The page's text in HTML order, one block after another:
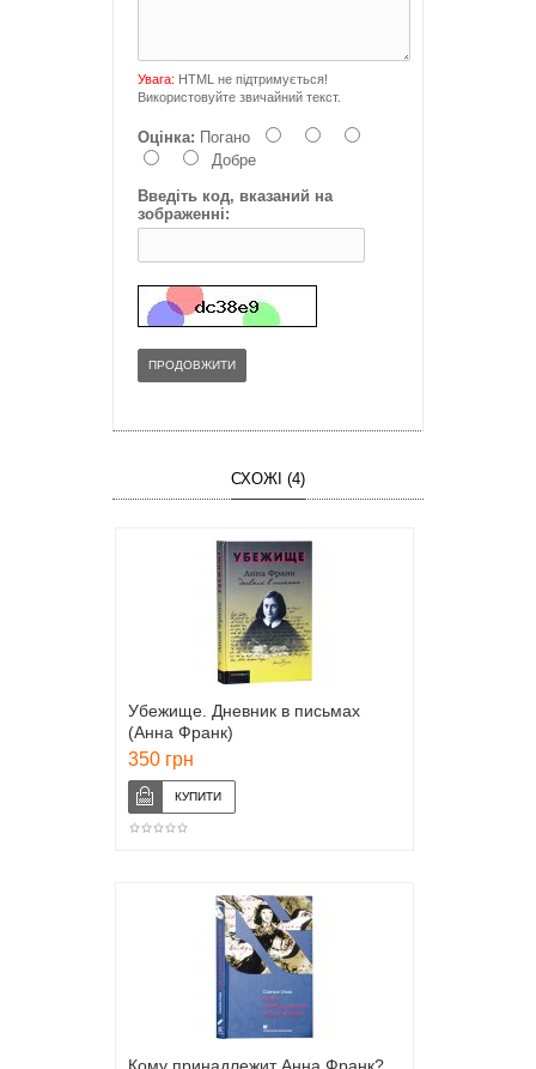
Увага: HTML не підтримується!
Використовуйте звичайний текст.
Оцінка: Погано
Добре
Введіть код, вказаний на
зображенні:
ПРОДОВЖИТИ
СХОЖІ (4)
Убежище. Дневник в письмах
(Анна Франк)
350 грн